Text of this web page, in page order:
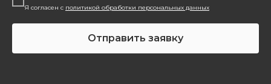
Я согласен с политикой обработки персональных данных
Отправить заявку